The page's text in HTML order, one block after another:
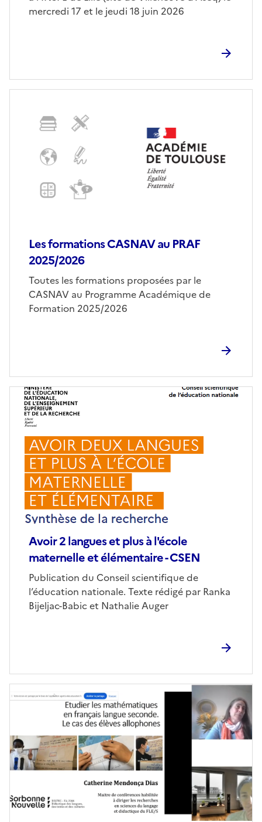
mercredi 17 et le jeudi 18 juin 2026
Les formations CASNAV au PRAF
2025/2026
Corps
Toutes les formations proposées par le
CASNAV au Programme Académique de
Formation 2025/2026
Avoir 2 langues et plus à l'école
maternelle et élémentaire - CSEN
Corps
Publication du Conseil scientifique de
l’éducation nationale. Texte rédigé par Ranka
Bijeljac-Babic et Nathalie Auger
Image
couverture
(conseillée)
de
(conseillée)